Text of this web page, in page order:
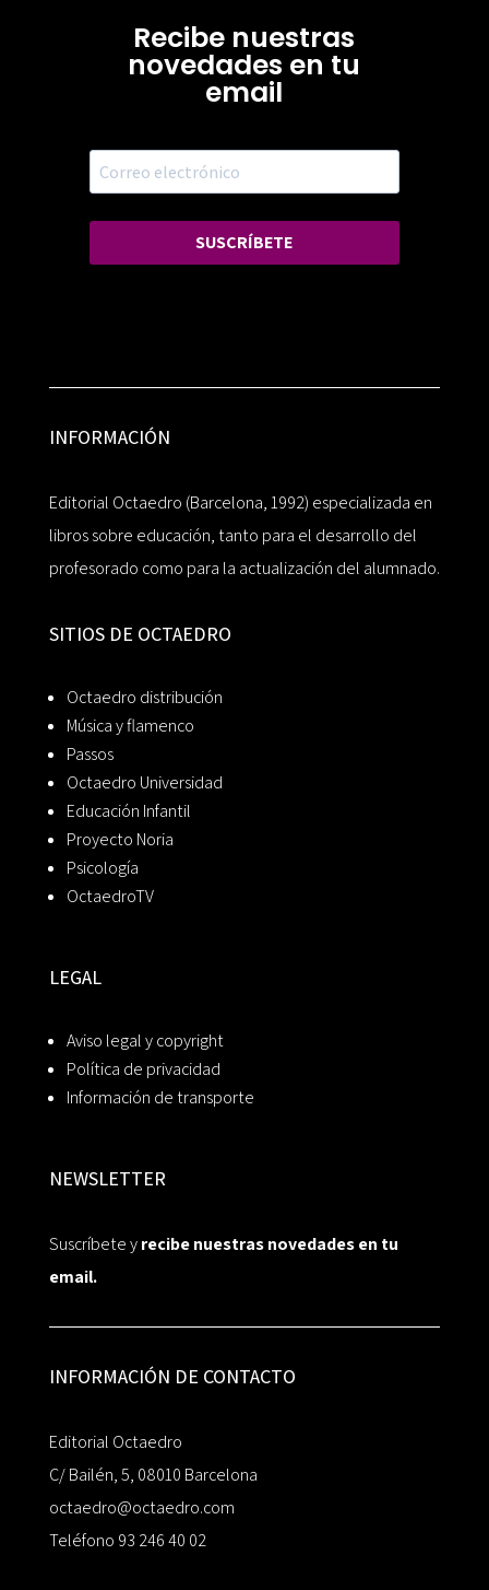
Recibe nuestras
novedades en tu
email
SUSCRÍBETE
INFORMACIÓN
Editorial Octaedro (Barcelona, 1992) especializada en
libros sobre educación, tanto para el desarrollo del
profesorado como para la actualización del alumnado.
SITIOS DE OCTAEDRO
Octaedro distribución
Música y flamenco
Passos
Octaedro Universidad
Educación Infantil
Proyecto Noria
Psicología
OctaedroTV
LEGAL
Aviso legal y copyright
Política de privacidad
Información de transporte
NEWSLETTER
Suscríbete yrecibe nuestras novedades en tu
email.
INFORMACIÓN DE CONTACTO
Editorial Octaedro
C/ Bailén, 5, 08010 Barcelona
octaedro@octaedro.com
Teléfono 93 246 40 02